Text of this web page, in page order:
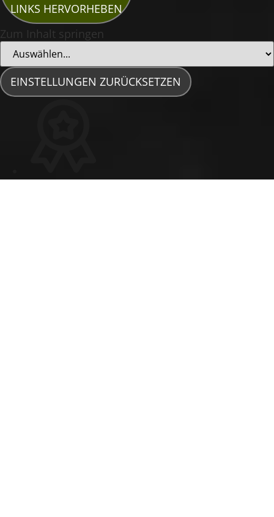
LINKS HERVORHEBEN
Zum Inhalt springen
EINSTELLUNGEN ZURÜCKSETZEN